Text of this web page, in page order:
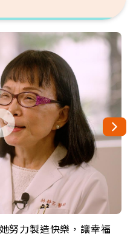
努力製造快樂，讓幸福
灣奉獻36年 「台灣是我
找快樂！「蛋黃哥小
爺奶：退休後才開始真
為全球最年長羽球選
這個」
伯拉小提琴還登上小